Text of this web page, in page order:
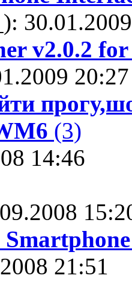
v2.0.2
20:27
(3)
14:46
21:51